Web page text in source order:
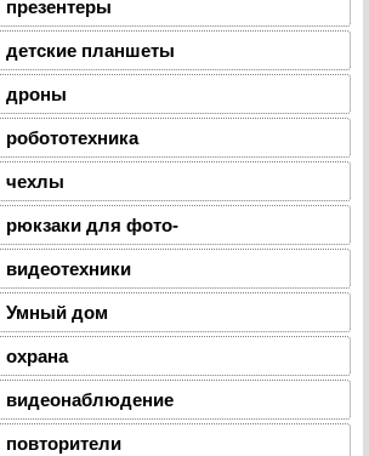
презентеры
детские планшеты
дроны
робототехника
чехлы
рюкзаки для фото-
видеотехники
Умный дом
охрана
видеонаблюдение
повторители